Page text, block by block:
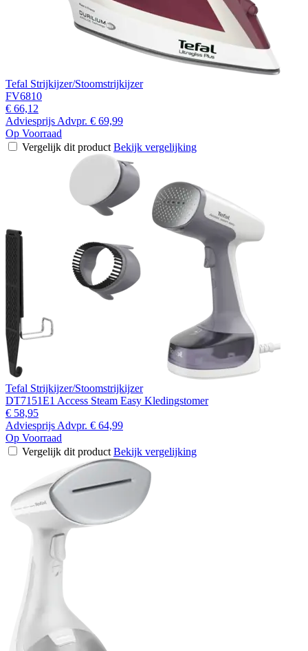
Tefal Strijkijzer/Stoomstrijkijzer
FV6810
€ 66,12
Adviesprijs Advpr. € 69,99
Op Voorraad
Vergelijk dit product Bekijk vergelijking
Tefal Strijkijzer/Stoomstrijkijzer
DT7151E1 Access Steam Easy Kledingstomer
€ 58,95
Adviesprijs Advpr. € 64,99
Op Voorraad
Vergelijk dit product Bekijk vergelijking